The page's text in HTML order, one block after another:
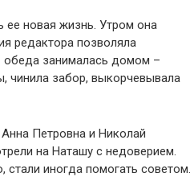
ее новая жизнь. Утром она
редактора позволяла
обеда занималась домом –
чинила забор, выкорчевывала
Петровна и Николай
на Наташу с недоверием.
стали иногда помогать советом.